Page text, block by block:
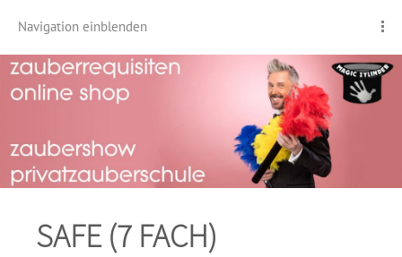
Navigation einblenden
SAFE (7 FACH)